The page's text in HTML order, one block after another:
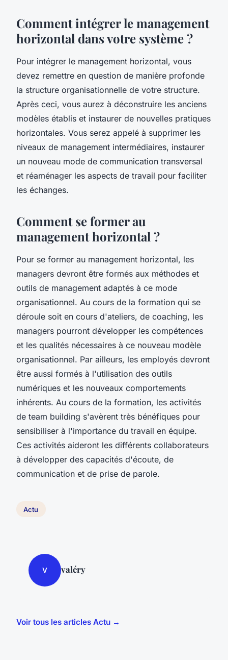
Comment intégrer le management
horizontal dans votre système ?
Pour intégrer le management horizontal, vous
devez remettre en question de manière profonde
la structure organisationnelle de votre structure.
Après ceci, vous aurez à déconstruire les anciens
modèles établis et instaurer de nouvelles pratiques
horizontales. Vous serez appelé à supprimer les
niveaux de management intermédiaires, instaurer
un nouveau mode de communication transversal
et réaménager les aspects de travail pour faciliter
les échanges.
Comment se former au
management horizontal ?
Pour se former au management horizontal, les
managers devront être formés aux méthodes et
outils de management adaptés à ce mode
organisationnel. Au cours de la formation qui se
déroule soit en cours d'ateliers, de coaching, les
managers pourront développer les compétences
et les qualités nécessaires à ce nouveau modèle
organisationnel. Par ailleurs, les employés devront
être aussi formés à l'utilisation des outils
numériques et les nouveaux comportements
inhérents. Au cours de la formation, les activités
de team building s'avèrent très bénéfiques pour
sensibiliser à l'importance du travail en équipe.
Ces activités aideront les différents collaborateurs
à développer des capacités d'écoute, de
communication et de prise de parole.
Actu
V valéry
Voir tous les articles Actu →